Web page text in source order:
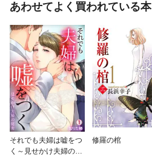
あわせてよく買われている本
それでも夫婦は嘘をつ
く～見せかけ夫婦の秘
修羅の棺